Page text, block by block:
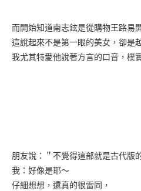
而開始知道南志鉉是從購物王路易
這說起來不是第一眼的美女，卻是
我尤其特愛他說著方言的口音，樸
朋友說：＂不覺得這部就是古代版
我：好像是耶～
仔細想想，還真的很雷同，